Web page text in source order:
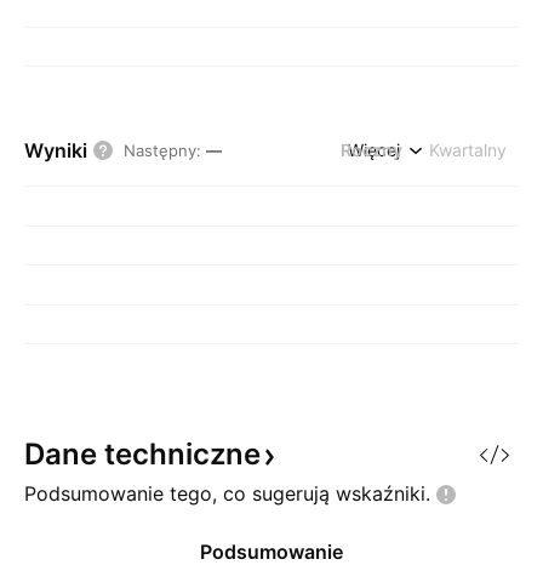
Wyniki Następny: — Roczny Kwartalny
Więcej
Dane techniczne
Podsumowanie tego, co sugerują wskaźniki.
Podsumowanie